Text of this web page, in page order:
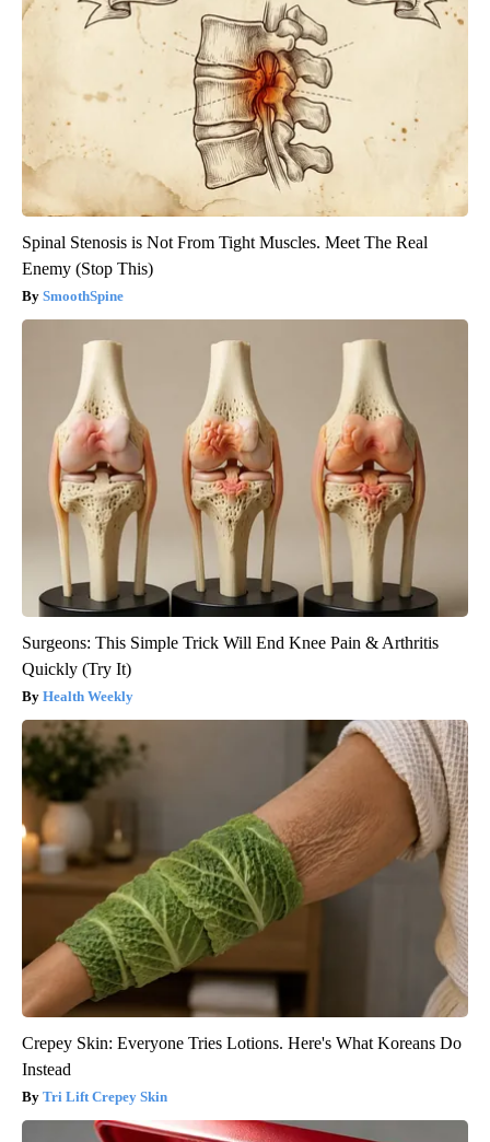
Spinal Stenosis is Not From Tight Muscles. Meet The Real
Enemy (Stop This)
SmoothSpine
Surgeons: This Simple Trick Will End Knee Pain & Arthritis
Quickly (Try It)
Health Weekly
Crepey Skin: Everyone Tries Lotions. Here's What Koreans Do
Instead
Tri Lift Crepey Skin